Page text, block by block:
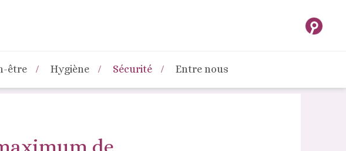
être Hygiène Sécurité Entre nous
de